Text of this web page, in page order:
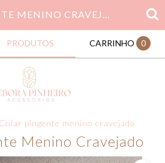
COLAR PINGENTE MENINO CRAVEJADO
PRODUTOS CARRINHO 0
Colar pingente menino cravejado
Menino Cravejado